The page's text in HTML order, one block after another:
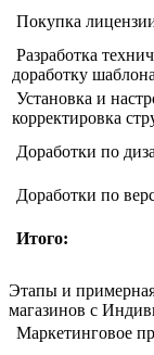
Покупка
Разработка
доработку шаблона
Установка и
корректировка
Доработки по
Доработки по
Итого:
Этапы и
магазинов с
Маркетинговое